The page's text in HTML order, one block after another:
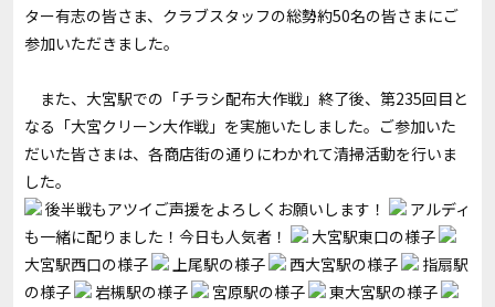
ター有志の皆さま、クラブスタッフの総勢約50名の皆さまにご
参加いただきました。
また、大宮駅での「チラシ配布大作戦」終了後、第235回目と
なる「大宮クリーン大作戦」を実施いたしました。ご参加いた
だいた皆さまは、各商店街の通りにわかれて清掃活動を行いま
した。
後半戦もアツイご声援をよろしくお願いします！
アルディ
も一緒に配りました！今日も人気者！
大宮駅東口の様子
大宮駅西口の様子
上尾駅の様子 西大宮駅の様子
指扇駅
の様子
岩槻駅の様子 宮原駅の様子
東大宮駅の様子